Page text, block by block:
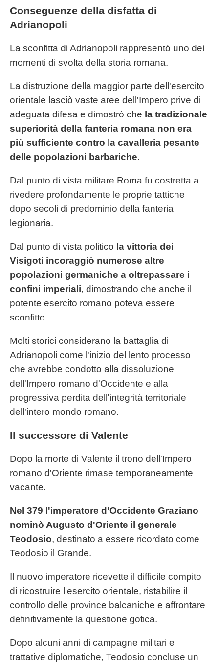
Conseguenze della disfatta di
Adrianopoli
La sconfitta di Adrianopoli rappresentò uno dei
momenti di svolta della storia romana.
La distruzione della maggior parte dell'esercito
orientale lasciò vaste aree dell'Impero prive di
adeguata difesa e dimostrò che la tradizionale
superiorità della fanteria romana non era
più sufficiente contro la cavalleria pesante
delle popolazioni barbariche.
Dal punto di vista militare Roma fu costretta a
rivedere profondamente le proprie tattiche
dopo secoli di predominio della fanteria
legionaria.
Dal punto di vista politico la vittoria dei
Visigoti incoraggiò numerose altre
popolazioni germaniche a oltrepassare i
confini imperiali, dimostrando che anche il
potente esercito romano poteva essere
sconfitto.
Molti storici considerano la battaglia di
Adrianopoli come l'inizio del lento processo
che avrebbe condotto alla dissoluzione
dell'Impero romano d'Occidente e alla
progressiva perdita dell'integrità territoriale
dell'intero mondo romano.
Il successore di Valente
Dopo la morte di Valente il trono dell'Impero
romano d'Oriente rimase temporaneamente
vacante.
Nel 379 l'imperatore d'Occidente Graziano
nominò Augusto d'Oriente il generale
Teodosio, destinato a essere ricordato come
Teodosio il Grande.
Il nuovo imperatore ricevette il difficile compito
di ricostruire l'esercito orientale, ristabilire il
controllo delle province balcaniche e affrontare
definitivamente la questione gotica.
Dopo alcuni anni di campagne militari e
trattative diplomatiche, Teodosio concluse un